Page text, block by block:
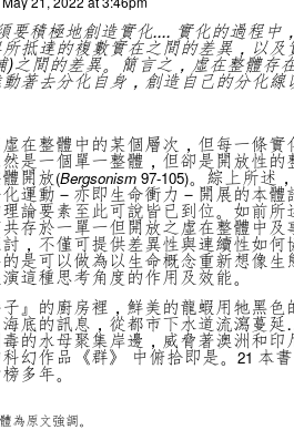
要積極地創造實化.... 實化的過程中
抵達的複數實在之間的差異，以
)之間的差異。簡言之，虛在整體存
著去分化自身，創造自己的分化線
在整體中的某個層次，但每一條實
是一個單一整體，但卻是開放性的
開放(Bergsonism 97-105)。綜上所述
運動－亦即生命衝力－開展的本體
論要素至此可說皆已到位。如前所
存於一單一但開放之虛在整體中及
，不僅可提供差異性與連續性如何
是可以做為以生命概念重新想像生
這種思考角度的作用及效能。
』的廚房裡，鮮美的龍蝦用牠黑色
底的訊息，從都市下水道流瀉蔓
的水母聚集岸邊，威脅著澳洲和
幻作品《群》 中俯拾即是。 21 本
多年。
為原文強調。